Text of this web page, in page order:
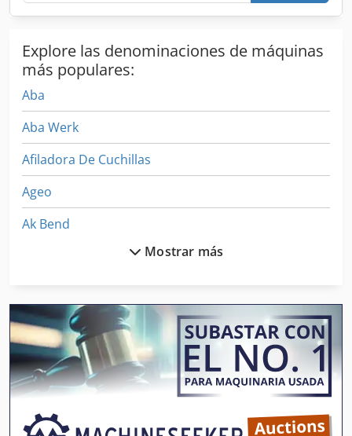
Explore las denominaciones de máquinas
más populares:
Aba
Aba Werk
Afiladora De Cuchillas
Ageo
Ak Bend
Aks
Aks 202
Akv
Akyapak
Mostrar más